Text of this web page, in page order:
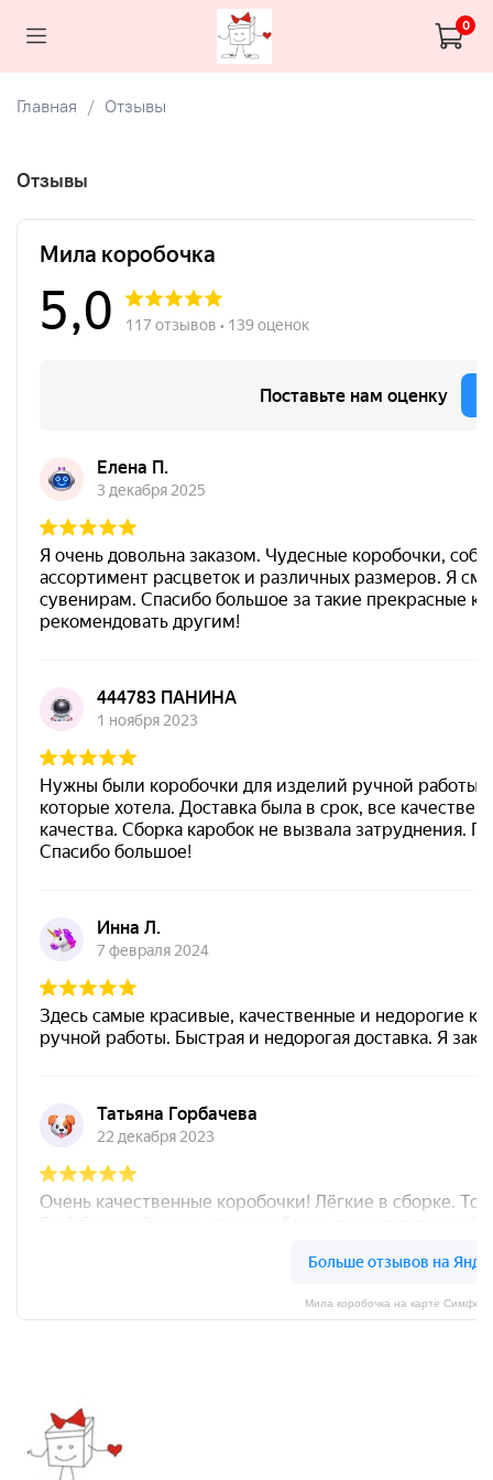
0
Главная Отзывы
Отзывы
Мила коробочка на карте